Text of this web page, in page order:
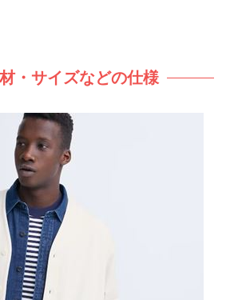
・サイズなどの仕様